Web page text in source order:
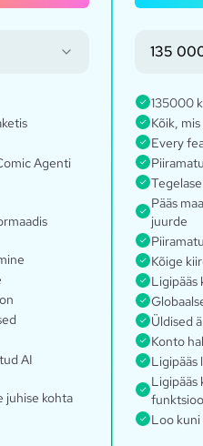
Agenti
AI
juhise kohta
135
135000
Kõik,
Every
Pääs
juurde
Kõige
Ligipääs
Üldised
Konto
Ligipääs
Ligipääs
Loo